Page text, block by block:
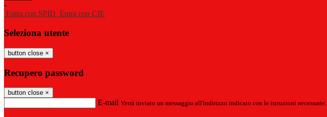
-
Entra con SPID Entra con CIE
Seleziona utente
button close ×
Recupero password
button close ×
E-mail Verrà inviato un messaggio all'indirizzo indicato con le istruzioni necessarie.